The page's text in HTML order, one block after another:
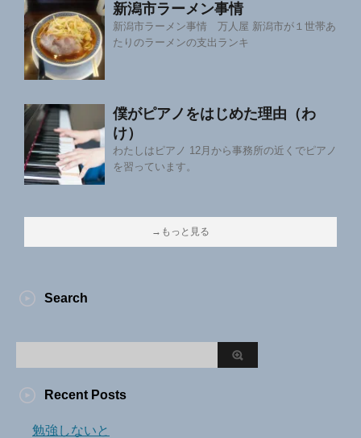
新潟市ラーメン事情
新潟市ラーメン事情 万人屋 新潟市が１世帯あ
たりのラーメンの支出ランキ
僕がピアノをはじめた理由（わ
け）
わたしはピアノ 12月から事務所の近くでピアノ
を習っています。
→もっと見る
Search
Recent Posts
勉強しないと